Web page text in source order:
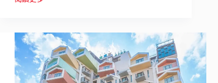
南
爺
行
歡
慶